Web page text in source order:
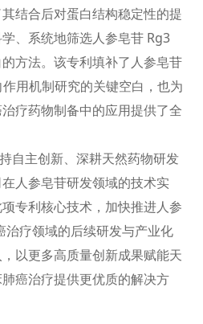
结合后对蛋白结构稳定性的提
、系统地筛选人参皂苷 Rg3
方法。该专利填补了人参皂苷
用机制研究的关键空白，也为
疗药物制备中的应用提供了全
主创新、深耕天然药物研发
人参皂苷研发领域的技术实
专利核心技术，加快推进人参
治疗领域的后续研发与产业化
以更多高质量创新成果赋能天
癌治疗提供更优质的解决方